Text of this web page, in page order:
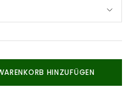
HINZUFÜGEN